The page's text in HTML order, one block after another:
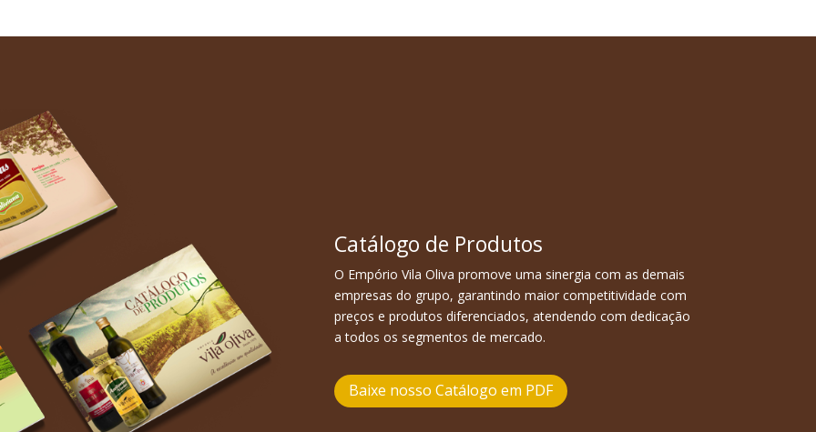
Catálogo de Produtos
O Empório Vila Oliva promove uma sinergia com as demais
empresas do grupo, garantindo maior competitividade com
preços e produtos diferenciados, atendendo com dedicação
a todos os segmentos de mercado.
Baixe nosso Catálogo em PDF